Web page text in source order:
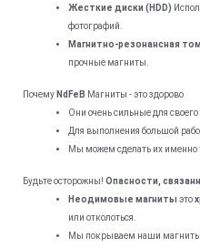
Жесткие диски (HDD)
фотографий.
Магнитно-резонансная
прочные магниты.
Почему NdFeB Магниты - это здорово
Они очень сильные для
Для выполнения большой
Мы можем сделать их именно
Будьте осторожны!Опасности,
Неодимовые магниты это
или отколоться.
Мы покрываем наши